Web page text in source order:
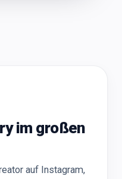
im großen
auf Instagram,